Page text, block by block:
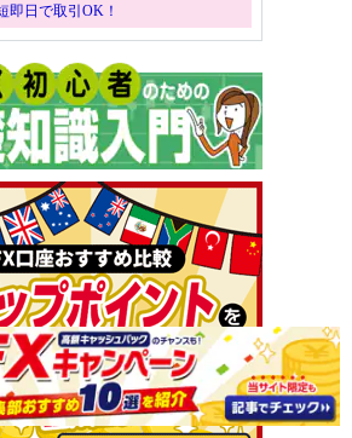
即日で取引OK！